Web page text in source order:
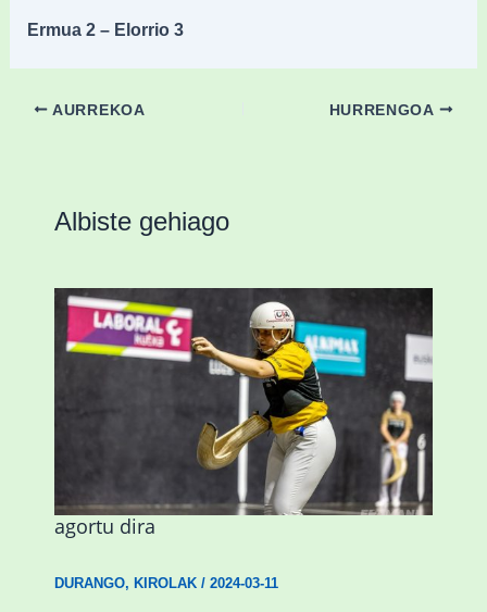
Ermua 2 – Elorrio 3
AURREKOA HURRENGOA
Albiste gehiago
Astelehenean Durangon jokatuko den
emakumezkoen zesta finaleko sarrerak
agortu dira
DURANGO, KIROLAK/ 2024-03-11